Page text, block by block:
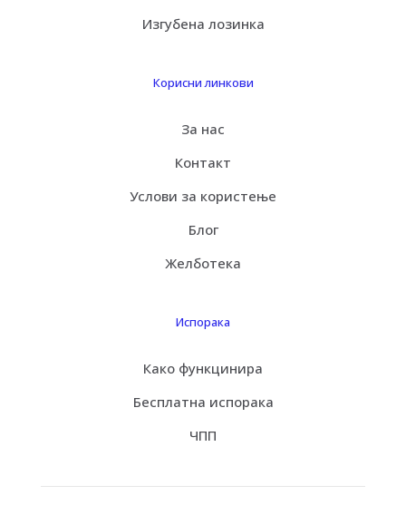
Изгубена лозинка
Корисни линкови
За нас
Контакт
Услови за користење
Блог
Желботека
Испорака
Како функцинира
Бесплатна испорака
ЧПП